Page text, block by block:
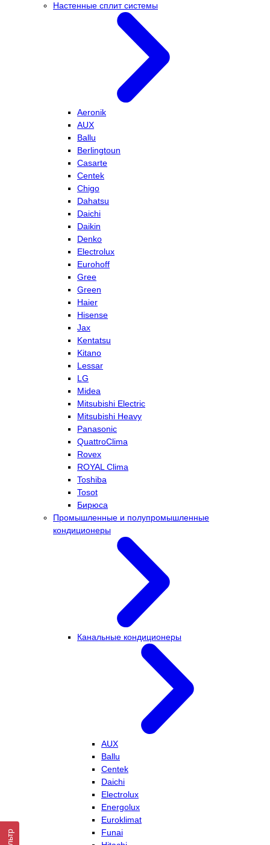
Настенные сплит системы
Aeronik
AUX
Ballu
Berlingtoun
Casarte
Centek
Chigo
Dahatsu
Daichi
Daikin
Denko
Electrolux
Eurohoff
Gree
Green
Haier
Hisense
Jax
Kentatsu
Kitano
Lessar
LG
Midea
Mitsubishi Electric
Mitsubishi Heavy
Panasonic
QuattroClima
Rovex
ROYAL Clima
Toshiba
Tosot
Бирюса
Промышленные и полупромышленные
кондиционеры
Канальные кондиционеры
AUX
Ballu
Centek
Daichi
Electrolux
Energolux
Euroklimat
Funai